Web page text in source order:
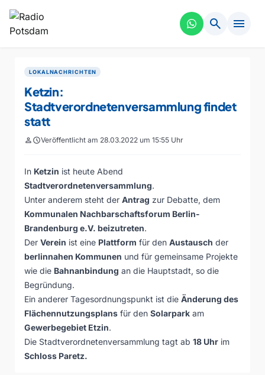
search menu
LOKALNACHRICHTEN
Ketzin:
Stadtverordnetenversammlung findet
statt
personscheduleVeröffentlicht am 28.03.2022 um 15:55 Uhr
In Ketzin ist heute Abend
Stadtverordnetenversammlung.
Unter anderem steht der Antrag zur Debatte, dem
Kommunalen Nachbarschaftsforum Berlin-
Brandenburg e.V. beizutreten.
Der Verein ist eine Plattform für den Austausch der
berlinnahen Kommunen und für gemeinsame Projekte
wie die Bahnanbindung an die Hauptstadt, so die
Begründung.
Ein anderer Tagesordnungspunkt ist die Änderung des
Flächennutzungsplans für den Solarpark am
Gewerbegebiet Etzin.
Die Stadtverordnetenversammlung tagt ab 18 Uhr im
Schloss Paretz.